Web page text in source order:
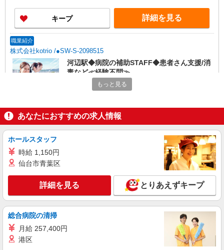
キープ 詳細を見る
職業紹介
株式会社kotrio /●SW-S-2098515
河辺駅◆病院の補助STAFF◆患者さん支援/消
毒など≪経験不問≫
【正社員】月給240,000〜400,000円 ・基本
善手当：20,000〜60,000円（勤続年数、保有資格
により変動） ・固定残業手当：20,000円（10時
間） ※固定残業時間を超過する場合には超過勤務
手当として別途支給 ・夜勤手当：10,000円/1回
歓迎 ・認知症介護基礎研修 ・初任者研修 ・実務
東京都青梅市
キープ 詳細を見る
アルバイト パート
日研トータルソーシング株式会社 メディカルケア事業部/立川事業所
看護助手（ナースエイド）
時給1,310円 ★週払いOK（規定あり） ※給与
幅は経験・能力による
詳細を見る
もっと見る
あなたにおすすめの求人情報
ホールスタッフ
時給 1,150円
仙台市青葉区
詳細を見る とりあえずキープ
総合病院の清掃
月給 257,400円
港区